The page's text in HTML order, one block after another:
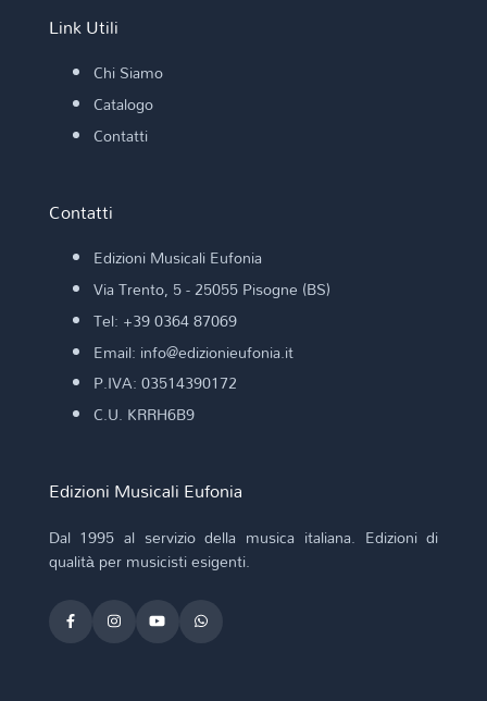
Link Utili
Chi Siamo
Catalogo
Contatti
Contatti
Edizioni Musicali Eufonia
Via Trento, 5 - 25055 Pisogne (BS)
Tel: +39 0364 87069
Email: info@edizionieufonia.it
P.IVA: 03514390172
C.U. KRRH6B9
Edizioni Musicali Eufonia
Dal 1995 al servizio della musica italiana. Edizioni di
qualità per musicisti esigenti.